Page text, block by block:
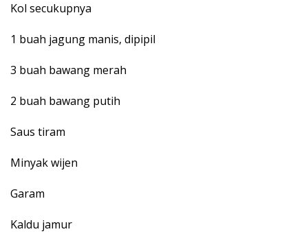
Kol secukupnya
1 buah jagung manis, dipipil
3 buah bawang merah
2 buah bawang putih
Saus tiram
Minyak wijen
Garam
Kaldu jamur